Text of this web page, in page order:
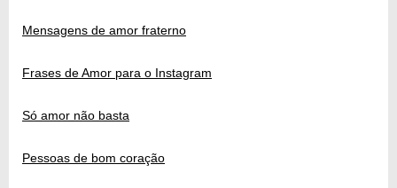
Mensagens de amor fraterno
Frases de Amor para o Instagram
Só amor não basta
Pessoas de bom coração